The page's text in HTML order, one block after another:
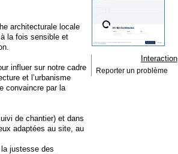
architecturale locale
la fois sensible et
influer sur notre cadre
et l’urbanisme
convaincre par la
de chantier) et dans
adaptées au site, au
la justesse des
Interaction
Reporter un problème